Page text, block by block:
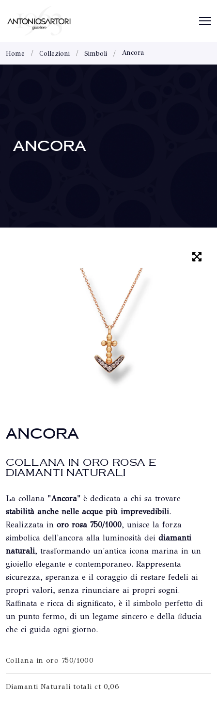
Home Collezioni Simboli Ancora
ANCORA
ANCORA
COLLANA IN ORO ROSA E
DIAMANTI NATURALI
La collana "Ancora" è dedicata a chi sa trovare
stabilità anche nelle acque più imprevedibili.
Realizzata in oro rosa 750/1000, unisce la forza
simbolica dell'ancora alla luminosità dei diamanti
naturali, trasformando un'antica icona marina in un
gioiello elegante e contemporaneo. Rappresenta
sicurezza, speranza e il coraggio di restare fedeli ai
propri valori, senza rinunciare ai propri sogni.
Raffinata e ricca di significato, è il simbolo perfetto di
un punto fermo, di un legame sincero e della fiducia
che ci guida ogni giorno.
Collana in oro 750/1000
Diamanti Naturali totali ct 0,06